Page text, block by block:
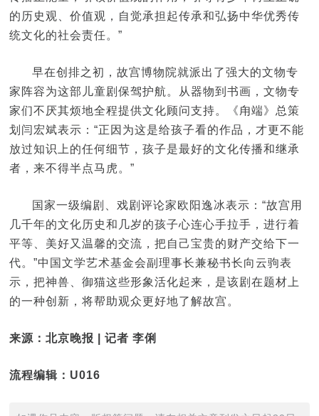
的历史观、价值观，自觉承担起传承和弘扬中华优秀传
统文化的社会责任。”
早在创排之初，故宫博物院就派出了强大的文物专
家阵容为这部儿童剧保驾护航。从器物到书画，文物专
家们不厌其烦地全程提供文化顾问支持。《甪端》总策
划闫宏斌表示：“正因为这是给孩子看的作品，才更不能
放过知识上的任何细节，孩子是最好的文化传播和继承
者，来不得半点马虎。”
国家一级编剧、戏剧评论家欧阳逸冰表示：“故宫用
几千年的文化历史和几岁的孩子心连心手拉手，进行着
平等、美好又温馨的交流，把自己宝贵的财产交给下一
代。”中国文学艺术基金会副理事长兼秘书长向云驹表
示，把神兽、御猫这些形象活化起来，是该剧在题材上
的一种创新，将帮助观众更好地了解故宫。
来源：北京晚报 | 记者 李俐
流程编辑：U016